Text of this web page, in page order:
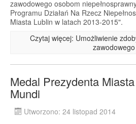
zawodowego osobom
Programu Działań Na Rzecz
Miasta Lublin w latach 2013-2015".
Czytaj więcej: Umożliwienie
zawodowego
Medal Prezydenta
Mundi
Utworzono: 24 listopad 2014